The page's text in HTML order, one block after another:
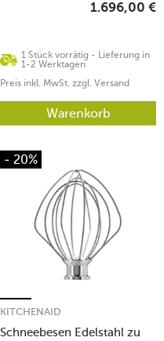
1 Stück vorrätig - Lieferung in
1-2 Werktagen
1.696,00 €
Preis inkl. MwSt. zzgl. Versand
Warenkorb
- 20%
Schneebesen Edelstahl zu
KITCHENAID